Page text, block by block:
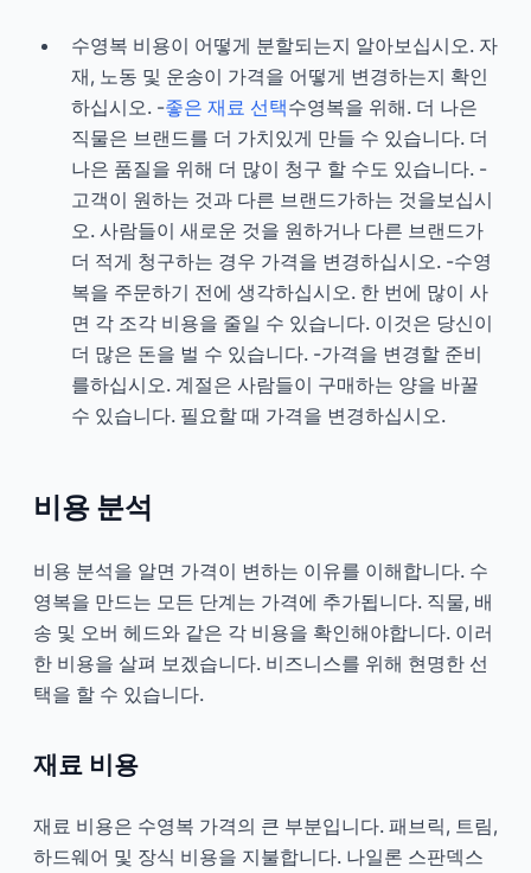
수영복 비용이 어떻게 분할되는지 알아보십시오. 자
재, 노동 및 운송이 가격을 어떻게 변경하는지 확인
하십시오. -좋은 재료 선택수영복을 위해. 더 나은
직물은 브랜드를 더 가치있게 만들 수 있습니다. 더
나은 품질을 위해 더 많이 청구 할 수도 있습니다. -
고객이 원하는 것과 다른 브랜드가하는 것을보십시
오. 사람들이 새로운 것을 원하거나 다른 브랜드가
더 적게 청구하는 경우 가격을 변경하십시오. -수영
복을 주문하기 전에 생각하십시오. 한 번에 많이 사
면 각 조각 비용을 줄일 수 있습니다. 이것은 당신이
더 많은 돈을 벌 수 있습니다. -가격을 변경할 준비
를하십시오. 계절은 사람들이 구매하는 양을 바꿀
수 있습니다. 필요할 때 가격을 변경하십시오.
비용 분석
비용 분석을 알면 가격이 변하는 이유를 이해합니다. 수
영복을 만드는 모든 단계는 가격에 추가됩니다. 직물, 배
송 및 오버 헤드와 같은 각 비용을 확인해야합니다. 이러
한 비용을 살펴 보겠습니다. 비즈니스를 위해 현명한 선
택을 할 수 있습니다.
재료 비용
재료 비용은 수영복 가격의 큰 부분입니다. 패브릭, 트림,
하드웨어 및 장식 비용을 지불합니다. 나일론 스판덱스